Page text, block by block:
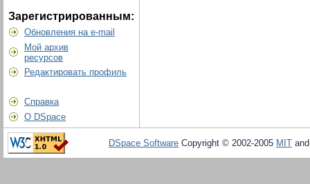
Зарегистрированным:
Обновления на e-mail
Мой архив
ресурсов
Редактировать профиль
Справка
О DSpace
DSpace Software Copyright © 2002-2005 MIT